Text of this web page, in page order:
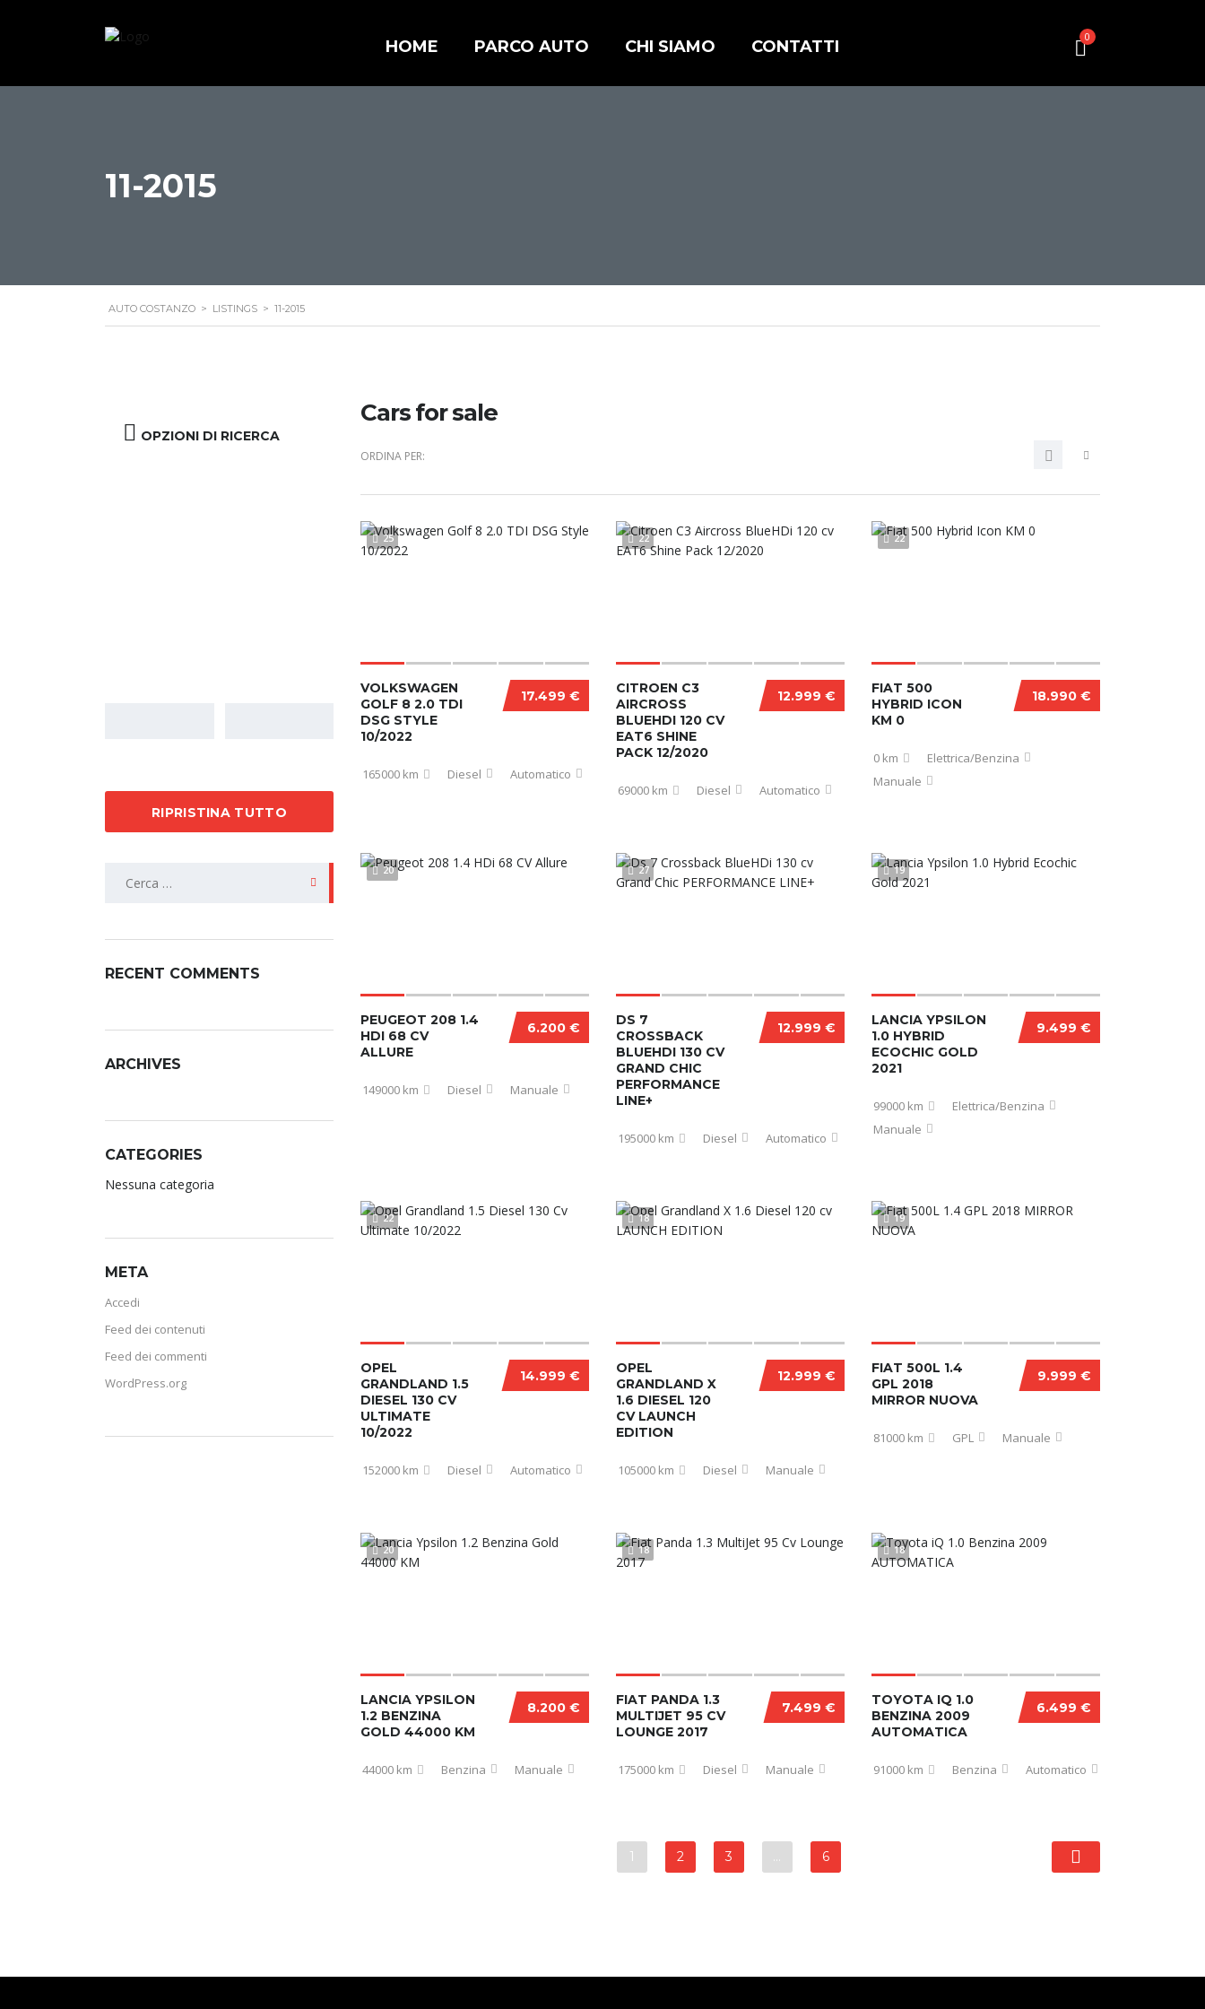
0
HOME PARCO AUTO CHI SIAMO CONTATTI
11-2015
AUTO COSTANZO > LISTINGS > 11-2015
OPZIONI DI RICERCA
RIPRISTINA TUTTO
RECENT COMMENTS
ARCHIVES
CATEGORIES
Nessuna categoria
META
Accedi
Feed dei contenuti
Feed dei commenti
WordPress.org
Cars for sale
ORDINA PER:
25
17.499 €
VOLKSWAGEN
GOLF 8 2.0 TDI
DSG STYLE
10/2022
165000 km Diesel Automatico
22
12.999 €
CITROEN C3
AIRCROSS
BLUEHDI 120 CV
EAT6 SHINE
PACK 12/2020
69000 km Diesel Automatico
22
18.990 €
FIAT 500
HYBRID ICON
KM 0
0 km
Elettrica/Benzina
Manuale
20
6.200 €
PEUGEOT 208 1.4
HDI 68 CV
ALLURE
149000 km Diesel Manuale
27
12.999 €
DS 7
CROSSBACK
BLUEHDI 130 CV
GRAND CHIC
PERFORMANCE
LINE+
195000 km Diesel Automatico
19
9.499 €
LANCIA YPSILON
1.0 HYBRID
ECOCHIC GOLD
2021
99000 km
Elettrica/Benzina
Manuale
22
14.999 €
OPEL
GRANDLAND 1.5
DIESEL 130 CV
ULTIMATE
10/2022
152000 km Diesel Automatico
18
12.999 €
OPEL
GRANDLAND X
1.6 DIESEL 120
CV LAUNCH
EDITION
105000 km Diesel Manuale
19
9.999 €
FIAT 500L 1.4
GPL 2018
MIRROR NUOVA
81000 km GPL Manuale
20
8.200 €
LANCIA YPSILON
1.2 BENZINA
GOLD 44000 KM
44000 km Benzina Manuale
18
7.499 €
FIAT PANDA 1.3
MULTIJET 95 CV
LOUNGE 2017
175000 km Diesel Manuale
18
6.499 €
TOYOTA IQ 1.0
BENZINA 2009
AUTOMATICA
91000 km Benzina Automatico
1 2 3 … 6